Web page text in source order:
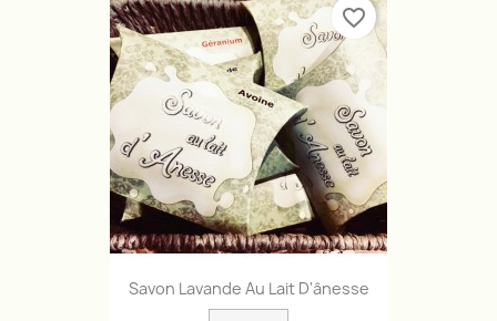
Savon Lavande Au Lait D'ânesse
favorite_border